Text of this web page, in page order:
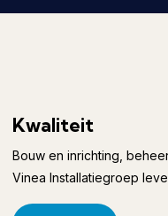
Kwaliteit
Bouw en inrichting,
Vinea Installatiegroep